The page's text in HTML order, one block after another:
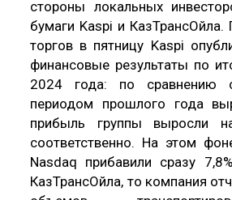
стороны локальных
бумаги Kaspi и КазТрансОйла.
торгов в пятницу Kaspi
финансовые результаты по
2024 года: по сравнению
периодом прошлого года
прибыль группы выросли
соответственно. На этом
Nasdaq прибавили сразу
КазТрансОйла, то компания